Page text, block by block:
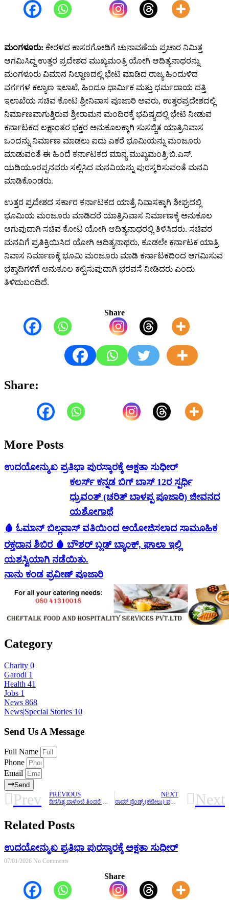
ಮಂಗಳೂರು: ಕೇರಳದ ಕಾಸರಗೋಡಿಗೆ ಚುನಾವಣೆಯ ಪ್ರಚಾರ ನಿಮಿತ್ತ
ಆಗಮಿಸಿದ್ದ ಉತ್ತರ ಪ್ರದೇಶದ ಮುಖ್ಯಮಂತ್ರಿ ಯೋಗಿ ಆದಿತ್ಯನಾಥರನ್ನು
ಮಂಗಳೂರು ವಿಮಾನ ನಿಲ್ದಾಣದಲ್ಲಿ ಭೇಟಿ ಮಾಡಿದ ರಾಜ್ಯ ಹಿಂದುಳಿದ
ವರ್ಗಗಳ ಕಲ್ಯಾಣ ಇಲಾಖೆ, ಹಿಂದೂ ಧಾರ್ಮಿಕ ಮತ್ತು ಧರ್ಮದಾಯ ದತ್ತಿ
ಇಲಾಖೆಯ ಸಚಿವ ಕೋಟ ಶ್ರೀನಿವಾಸ ಪೂಜಾರಿ ಅವರು, ಉತ್ತರಪ್ರದೇಶದಲ್ಲಿ
ನಿರ್ಮಾಣವಾಗುತ್ತಿರುವ ಶ್ರೀರಾಮನ ಮಂದಿರಕ್ಕೆ ಭವಿಷ್ಯದಲ್ಲಿ ಭೇಟಿ ನೀಡುವ
ಕರ್ನಾಟಕದ ಲಕ್ಷಾಂತರ ಭಕ್ತರ ಅನುಕೂಲಕ್ಕಾಗಿ ಸುಸಜ್ಜಿತ ಯಾತ್ರಿನಿವಾಸ
ಒಂದನ್ನು ನಿರ್ಮಾಣ ಮಾಡಲು ಐದು ಎಕರೆ ಭೂಮಿಯನ್ನು ಮಂಜೂರು
ಮಾಡುವಂತೆ ಈ ಹಿಂದೆ ಕರ್ನಾಟಕದ ಮಾನ್ಯ ಮುಖ್ಯಮಂತ್ರಿ ಬಿ.ಎಸ್.
ಯಡಿಯೂರಪ್ಪನವರು ಸಲ್ಲಿಸಿದ ಮನವಿಯನ್ನು ಪುರಸ್ಕರಿಸುವಂತೆ ಮನವಿ
ಮಾಡಿಕೊಂಡರು.
ಉತ್ತರ ಪ್ರದೇಶದ ಸರ್ಕಾರ ಕರ್ನಾಟಕದ ಯಾತ್ರೆ ನಿವಾಸಕ್ಕಾಗಿ ಶೀಘ್ರದಲ್ಲಿ
ಭೂಮಿಯ ಮಂಜೂರು ಮಾಡಿದರೆ ಯಾತ್ರಿನಿವಾಸ ನಿರ್ಮಾಣಕ್ಕೆ ಅನುಕೂಲ
ಆಗುವುದಾಗಿ ಸಚಿವ ಕೋಟ ಯೋಗಿ ಆದಿತ್ಯನಾಥರಲ್ಲಿ ತಿಳಿಸಿದರು. ಸಚಿವರ
ಮನವಿಗೆ ಪ್ರತಿಕ್ರಿಯಿಸಿದ ಯೋಗಿ ಆದಿತ್ಯನಾಥರು, ಕೂಡಲೇ ಕರ್ನಾಟಕ ಯಾತ್ರಿ
ನಿವಾಸ ನಿರ್ಮಾಣಕ್ಕೆ ಭೂಮಿ ಮಂಜೂರು ಮಾಡಿ ಕರ್ನಾಟಕದಿಂದ ಆಗಮಿಸುವ
ಭಕ್ತಾದಿಗಳಿಗೆ ಅನುಕೂಲ ಕಲ್ಪಿಸುವುದಾಗಿ ಭರವಸೆ ನೀಡಿದರು ಎಂದು
ತಿಳಿದುಬಂದಿದೆ.
Share
Share:
More Posts
ಉದಯೋನ್ಮುಖ ಪ್ರತಿಭಾ ಪುರಸ್ಕಾರಕ್ಕೆ ಅಕ್ಷತಾ ಸುಧೀರ್
ಕಲರ್ಸ್ ಕನ್ನಡ ಬಿಗ್ ಬಾಸ್ 12ರ ಸ್ಪರ್ಧಿ
ಧ್ರುವಂತ್ (ಚರಿತ್ ಬಾಳಪ್ಪ ಪೂಜಾರಿ) ಜೀವನದ
ಯಶೋಗಾಥೆ
🩸 ಓಮಾನ್ ಬಿಲ್ಲವಾಸ್ ವತಿಯಿಂದ ಆಯೋಜಿಸಲಾದ ಸಾಮೂಹಿಕ
ರಕ್ತದಾನ ಶಿಬಿರ 🩸 ಬೌಶರ್ ಬ್ಲಡ್ ಬ್ಯಾಂಕ್, ಘಾಲಾ ಇಲ್ಲಿ
ಯಶಸ್ವಿಯಾಗಿ ನಡೆಯಿತು.
ನಾನು ಕಂಡ ಪ್ರವೀಣ್ ಪೂಜಾರಿ
Category
Charity 0
Garodi 1
Health 41
Jobs 1
News 868
News|Special Stories 10
Send Us A Message
Full Name
Phone
Email
Send
Prev PREVIOUS NEXT
ರಾಮ್ ಫ್ರೆಂಡ್ಸ್,(ಕಟೀಲು) ವತಿಯಿಂದ ಐದನೇ ಸೇವಾ ಯೋಜನೆ ಸಮಾಜಸೇವೆಯೇ ನಮ್ಮ ಧ್ಯೇಯ Next
Related Posts
ಉದಯೋನ್ಮುಖ ಪ್ರತಿಭಾ ಪುರಸ್ಕಾರಕ್ಕೆ ಅಕ್ಷತಾ ಸುಧೀರ್
07/01/2026 No Comments
Share